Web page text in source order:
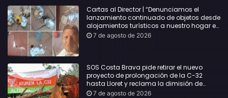
Cartas al Director | “Denunciamos el
lanzamiento continuado de objetos desde
alojamientos turísticos a nuestro hogar en
Lloret: Podría haber causado una
7 de agosto de 2026
SOS Costa Brava pide retirar el nuevo
proyecto de prolongación de la C-32
hasta Lloret y reclama la dimisión de
Sílvia Paneque
7 de agosto de 2026